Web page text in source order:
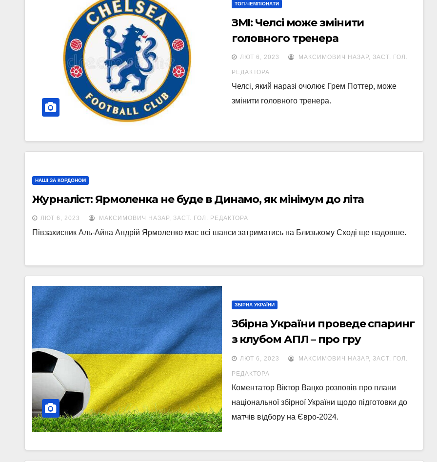
ТОП-ЧЕМПІОНАТИ
ЗМІ: Челсі може змінити
головного тренера
ЛЮТ 6, 2023 МАКСИМОВИЧ НАЗАР, ЗАСТ. ГОЛ.
РЕДАКТОРА
Челсі, який наразі очолює Грем Поттер, може
змінити головного тренера.
НАШІ ЗА КОРДОНОМ
Журналіст: Ярмоленка не буде в Динамо, як мінімум до літа
ЛЮТ 6, 2023 МАКСИМОВИЧ НАЗАР, ЗАСТ. ГОЛ. РЕДАКТОРА
Півзахисник Аль-Айна Андрій Ярмоленко має всі шанси затриматись на Близькому Сході ще надовше.
ЗБІРНА УКРАЇНИ
Збірна України проведе спаринг
з клубом АПЛ – про гру
домовлявся Петраков
ЛЮТ 6, 2023 МАКСИМОВИЧ НАЗАР, ЗАСТ. ГОЛ.
РЕДАКТОРА
Коментатор Віктор Вацко розповів про плани
національної збірної України щодо підготовки до
матчів відбору на Євро-2024.